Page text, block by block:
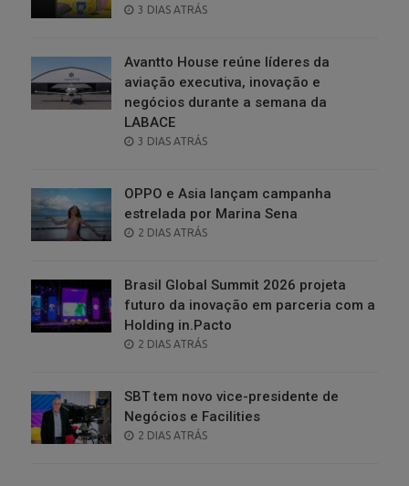
POSTED
3 DIAS ATRÁS
Avantto House reúne líderes da
aviação executiva, inovação e
negócios durante a semana da
LABACE
POSTED
3 DIAS ATRÁS
OPPO e Asia lançam campanha
estrelada por Marina Sena
POSTED
2 DIAS ATRÁS
Brasil Global Summit 2026 projeta
futuro da inovação em parceria com a
Holding in.Pacto
POSTED
2 DIAS ATRÁS
SBT tem novo vice-presidente de
Negócios e Facilities
POSTED
2 DIAS ATRÁS